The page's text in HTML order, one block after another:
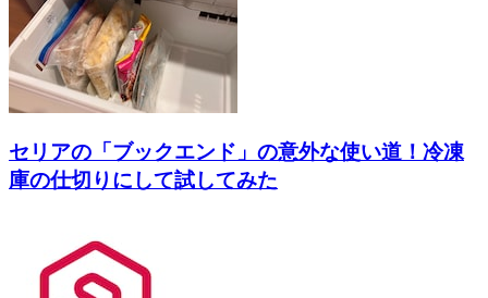
セリアの「ブックエンド」の意外な使い道！冷凍
庫の仕切りにして試してみた